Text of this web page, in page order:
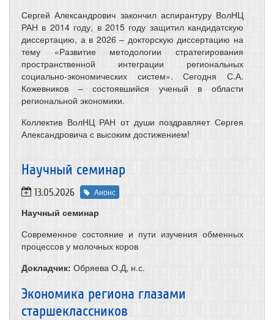
Сергей Александрович закончил аспирантуру ВолНЦ
РАН в 2014 году, в 2015 году защитил кандидатскую
диссертацию, а в 2026 – докторскую диссертацию на
тему «Развитие методологии стратегирования
пространственной интеграции региональных
социально-экономических систем». Сегодня С.А.
Кожевников – состоявшийся ученый в области
региональной экономики.
Коллектив ВолНЦ РАН от души поздравляет Сергея
Александровича с высоким достижением!
​Научный семинар
13.05.2026 Анонс
Научный семинар
Современное состояние и пути изучения обменных
процессов у молочных коров
Докладчик: Обряева О.Д, н.с.
Экономика региона глазами
старшеклассников